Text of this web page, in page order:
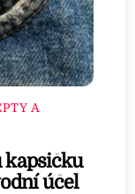
A
kapsičku
účel